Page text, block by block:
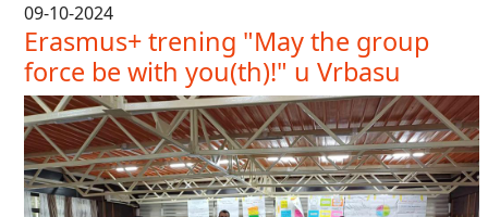
09-10-2024
Erasmus+ trening "May the group
force be with you(th)!" u Vrbasu